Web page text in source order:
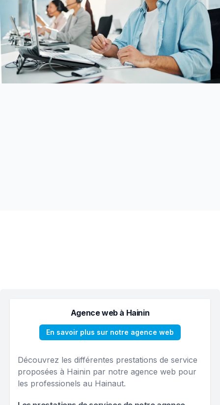
Agence web à Hainin
En savoir plus sur notre agence web
Découvrez les différentes prestations de service
proposées à Hainin par notre agence web pour
les professionels au Hainaut.